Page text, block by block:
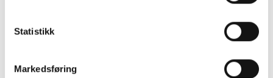
Statistikk
Markedsføring